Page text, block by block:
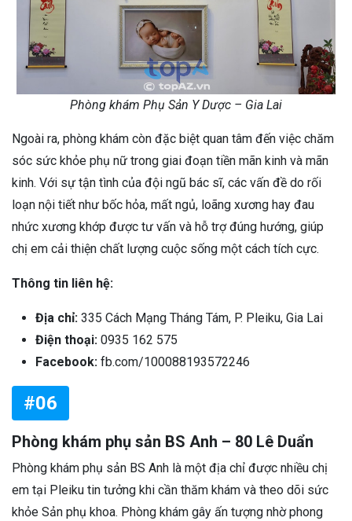
Phòng khám Phụ Sản Y Dược – Gia Lai
Ngoài ra, phòng khám còn đặc biệt quan tâm đến việc chăm
sóc sức khỏe phụ nữ trong giai đoạn tiền mãn kinh và mãn
kinh. Với sự tận tình của đội ngũ bác sĩ, các vấn đề do rối
loạn nội tiết như bốc hỏa, mất ngủ, loãng xương hay đau
nhức xương khớp được tư vấn và hỗ trợ đúng hướng, giúp
chị em cải thiện chất lượng cuộc sống một cách tích cực.
Thông tin liên hệ:
Địa chỉ: 335 Cách Mạng Tháng Tám, P. Pleiku, Gia Lai
Điện thoại: 0935 162 575
Facebook: fb.com/100088193572246
#06
Phòng khám phụ sản BS Anh – 80 Lê Duẩn
Phòng khám phụ sản BS Anh là một địa chỉ được nhiều chị
em tại Pleiku tin tưởng khi cần thăm khám và theo dõi sức
khỏe Sản phụ khoa. Phòng khám gây ấn tượng nhờ phong